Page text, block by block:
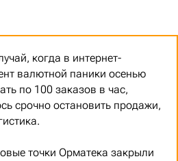
когда в интернет-
валютной паники осенью
по 100 заказов в час,
срочно остановить продажи,
точки Орматека закрыли